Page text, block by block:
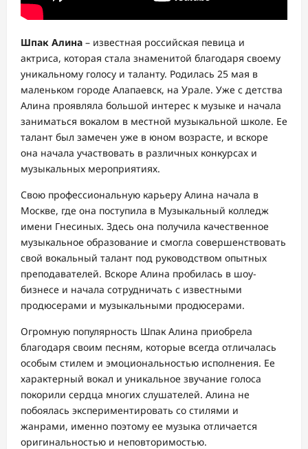
Шпак Алина – известная российская певица и
актриса, которая стала знаменитой благодаря своему
уникальному голосу и таланту. Родилась 25 мая в
маленьком городе Алапаевск, на Урале. Уже с детства
Алина проявляла большой интерес к музыке и начала
заниматься вокалом в местной музыкальной школе. Ее
талант был замечен уже в юном возрасте, и вскоре
она начала участвовать в различных конкурсах и
музыкальных мероприятиях.
Свою профессиональную карьеру Алина начала в
Москве, где она поступила в Музыкальный колледж
имени Гнесиных. Здесь она получила качественное
музыкальное образование и смогла совершенствовать
свой вокальный талант под руководством опытных
преподавателей. Вскоре Алина пробилась в шоу-
бизнесе и начала сотрудничать с известными
продюсерами и музыкальными продюсерами.
Огромную популярность Шпак Алина приобрела
благодаря своим песням, которые всегда отличалась
особым стилем и эмоциональностью исполнения. Ее
характерный вокал и уникальное звучание голоса
покорили сердца многих слушателей. Алина не
побоялась экспериментировать со стилями и
жанрами, именно поэтому ее музыка отличается
оригинальностью и неповторимостью.